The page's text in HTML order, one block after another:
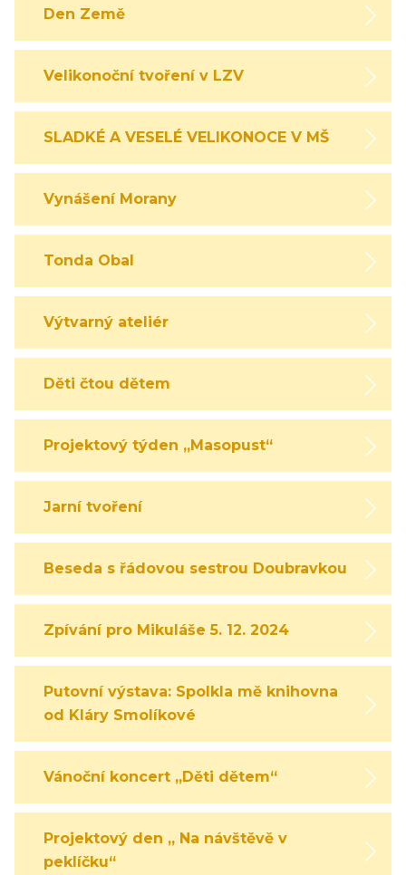
Den Země
Velikonoční tvoření v LZV
SLADKÉ A VESELÉ VELIKONOCE V MŠ
Vynášení Morany
Tonda Obal
Výtvarný ateliér
Děti čtou dětem
Projektový týden „Masopust“
Jarní tvoření
Beseda s řádovou sestrou Doubravkou
Zpívání pro Mikuláše 5. 12. 2024
Putovní výstava: Spolkla mě knihovna
od Kláry Smolíkové
Vánoční koncert „Děti dětem“
Projektový den „ Na návštěvě v
peklíčku“